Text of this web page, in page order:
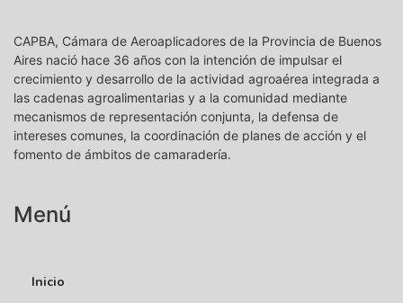
CAPBA, Cámara de Aeroaplicadores de la Provincia de Buenos
Aires nació hace 36 años con la intención de impulsar el
crecimiento y desarrollo de la actividad agroaérea integrada a
las cadenas agroalimentarias y a la comunidad mediante
mecanismos de representación conjunta, la defensa de
intereses comunes, la coordinación de planes de acción y el
fomento de ámbitos de camaradería.
Menú
Inicio